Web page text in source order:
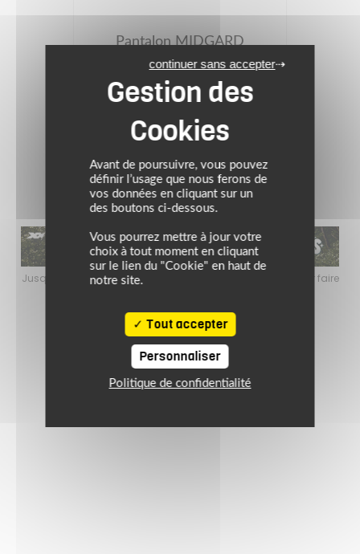
Pantalon MIDGARD
209.99 €
gris/noir/rouge
Jusqu’au 24 août 2026, profitez de l’ambiance estivale pour faire
Avant de poursuivre, vous pouvez
définir l’usage que nous ferons de
vos données en cliquant sur un
des boutons ci-dessous.
Vous pourrez mettre à jour votre
choix à tout moment en cliquant
sur le lien du "Cookie" en haut de
notre site.
Tout accepter
continuer sans accepter
Personnaliser
Politique de confidentialité